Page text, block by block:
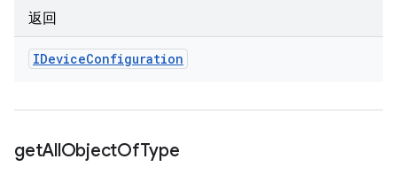
返回
IDeviceConfiguration
getAllObjectOfType